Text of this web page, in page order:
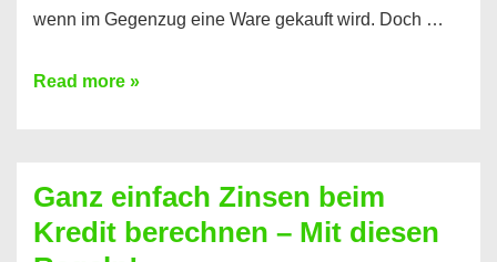
wenn im Gegenzug eine Ware gekauft wird. Doch …
Einen
bekommen?
So
Read more »
Ganz einfach Zinsen beim
Kredit berechnen – Mit diesen